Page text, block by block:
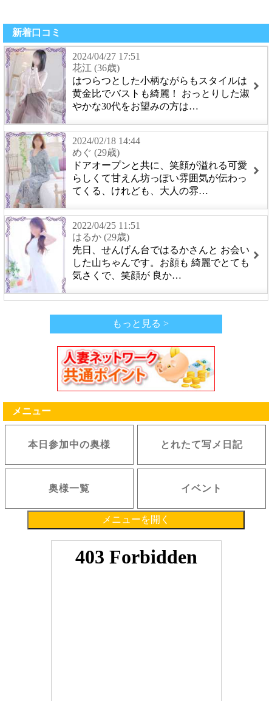
新着口コミ
2024/04/27 17:51
花江 (36歳)
はつらつとした小柄ながらもスタイルは
黄金比でバストも綺麗！ おっとりした淑
やかな30代をお望みの方は…
2024/02/18 14:44
めぐ (29歳)
ドアオープンと共に、笑顔が溢れる可愛
らしくて甘えん坊っぽい雰囲気が伝わっ
てくる、けれども、大人の雰…
2022/04/25 11:51
はるか (29歳)
先日、せんげん台ではるかさんと お会い
した山ちゃんです。お顔も 綺麗でとても
気さくで、笑顔が 良か…
もっと見る >
メニュー
本日参加中の奥様 とれたて写メ日記
奥様一覧 イベント
メニューを開く